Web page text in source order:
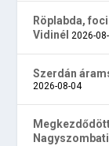
Röplabda,
Vidinél 2026-
Szerdán
2026-08-04